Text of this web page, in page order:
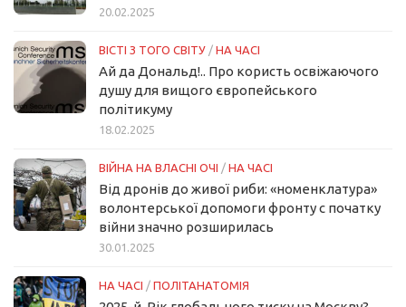
20.02.2025
ВІСТІ З ТОГО СВІТУ / НА ЧАСІ
Ай да Дональд!.. Про користь освіжаючого
душу для вищого європейського
політикуму
18.02.2025
ВІЙНА НА ВЛАСНІ ОЧІ / НА ЧАСІ
Від дронів до живої риби: «номенклатура»
волонтерської допомоги фронту с початку
війни значно розширилась
30.01.2025
НА ЧАСІ / ПОЛІТАНАТОМІЯ